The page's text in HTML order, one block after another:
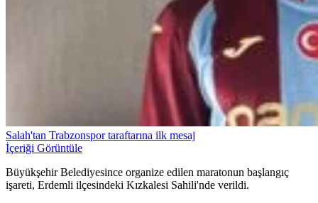
Salah'tan Trabzonspor taraftarına ilk mesaj
İçeriği Görüntüle
Büyükşehir Belediyesince organize edilen maratonun başlangıç
işareti, Erdemli ilçesindeki Kızkalesi Sahili'nde verildi.